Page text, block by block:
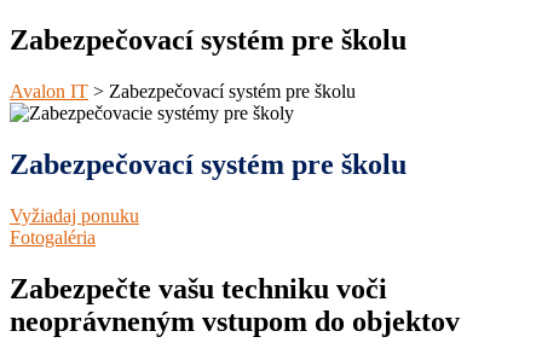
Zabezpečovací systém pre školu
Avalon IT > Zabezpečovací systém pre školu
Zabezpečovací systém pre školu
Vyžiadaj ponuku
Fotogaléria
Zabezpečte vašu techniku voči
neoprávneným vstupom do objektov